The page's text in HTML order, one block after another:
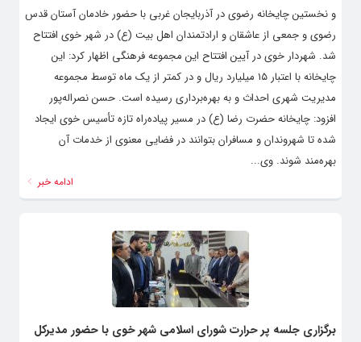
و نخستین چایخانه رضوی در آذربایجان غربی با حضور خادمان آستان قدس
رضوی و جمعی از عاشقان و ارادتمندان اهل بیت (ع) در شهر خوی افتتاح
شد. شهردار خوی در آیین افتتاح این مجموعه فرهنگی اظهار کرد: این
چایخانه با اعتبار ۱۵ میلیارد ریال و در کمتر از یک ماه توسط مجموعه
مدیریت شهری احداث و به بهره‌برداری رسیده است. حسن نصراله‌پور
افزود: چایخانه حضرت رضا (ع) در مسیر پیاده‌راه تازه تأسیس خوی ایجاد
شده تا شهروندان و مسافران بتوانند در فضایی معنوی از خدمات آن
بهره‌مند شوند. وی...
ادامه خبر
برگزاری جلسه پر حرارت شورای اسلامی شهر خوی با حضور مدیرکل